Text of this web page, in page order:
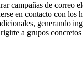
campañas de correo
en contacto con los
generando
a grupos